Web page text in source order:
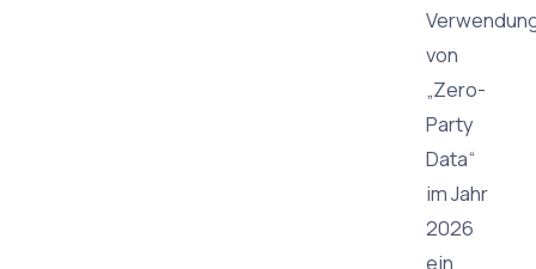
von
„Zero-
Party
Data“
im Jahr
2026
ein